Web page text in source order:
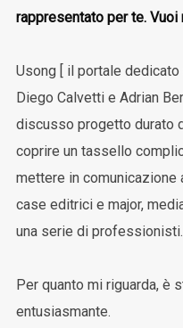
rappresentato per te.
Usong [ il portale
Diego Calvetti e Adrian
discusso progetto durato
coprire un tassello
mettere in comunicazione
case editrici e major,
una serie di professionisti.
Per quanto mi riguarda, è
entusiasmante.